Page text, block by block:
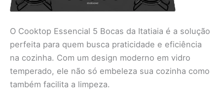
O Cooktop Essencial 5 Bocas da Itatiaia é a solução
perfeita para quem busca praticidade e eficiência
na cozinha. Com um design moderno em vidro
temperado, ele não só embeleza sua cozinha como
também facilita a limpeza.